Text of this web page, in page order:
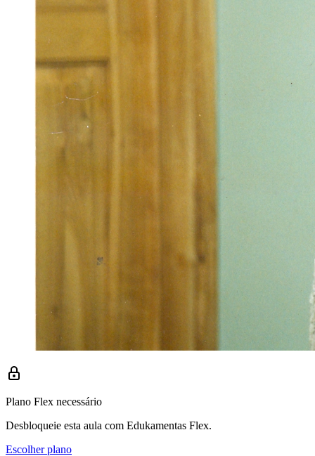
Plano Flex necessário
Desbloqueie esta aula com Edukamentas Flex.
Escolher plano